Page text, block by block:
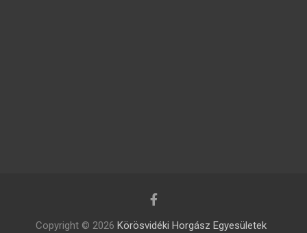
Copyright © 2026 Körösvidéki Horgász Egyesületek